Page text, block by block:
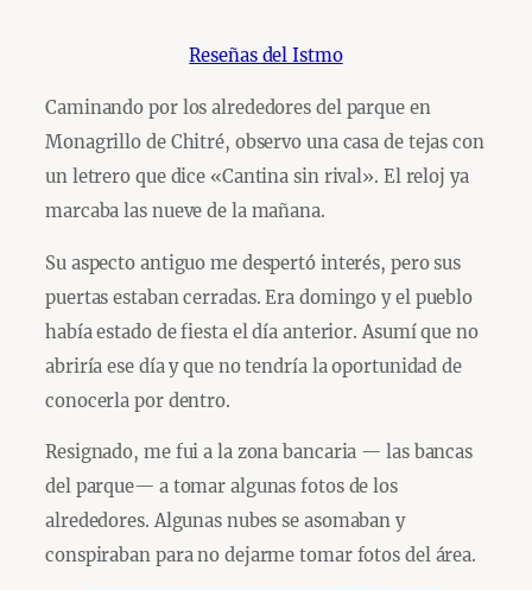
Reseñas del Istmo
Caminando por los alrededores del parque en
Monagrillo de Chitré, observo una casa de tejas con
un letrero que dice «Cantina sin rival». El reloj ya
marcaba las nueve de la mañana.
Su aspecto antiguo me despertó interés, pero sus
puertas estaban cerradas. Era domingo y el pueblo
había estado de fiesta el día anterior. Asumí que no
abriría ese día y que no tendría la oportunidad de
conocerla por dentro.
Resignado, me fui a la zona bancaria — las bancas
del parque— a tomar algunas fotos de los
alrededores. Algunas nubes se asomaban y
conspiraban para no dejarme tomar fotos del área.